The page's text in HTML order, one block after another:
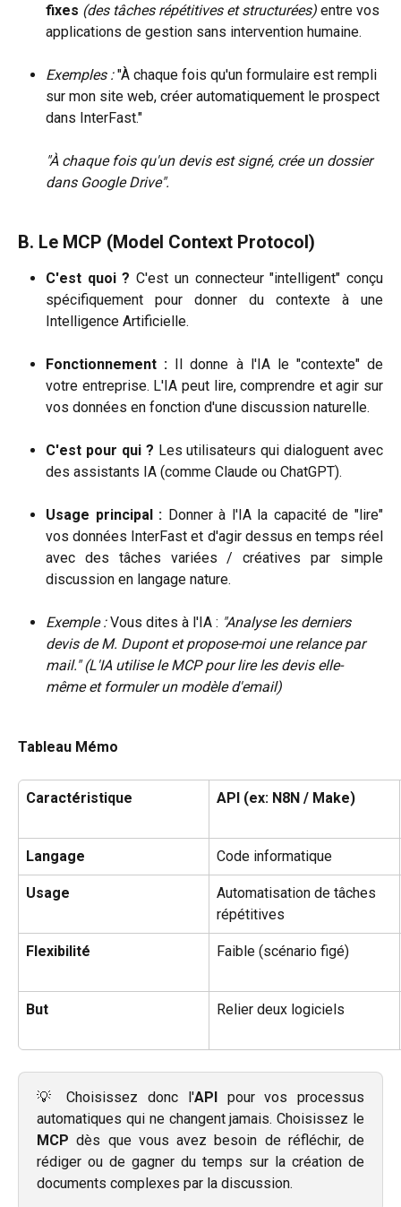
fixes (des tâches répétitives et structurées) entre vos
applications de gestion sans intervention humaine.
Exemples : "À chaque fois qu'un formulaire est rempli
sur mon site web, créer automatiquement le prospect
dans InterFast."
"À chaque fois qu'un devis est signé, crée un dossier
dans Google Drive".
B. Le MCP (Model Context Protocol)
C'est quoi ? C'est un connecteur "intelligent" conçu
spécifiquement pour donner du contexte à une
Intelligence Artificielle.
Fonctionnement : Il donne à l'IA le "contexte" de
votre entreprise. L'IA peut lire, comprendre et agir sur
vos données en fonction d'une discussion naturelle.
C'est pour qui ? Les utilisateurs qui dialoguent avec
des assistants IA (comme Claude ou ChatGPT).
Usage principal : Donner à l'IA la capacité de "lire"
vos données InterFast et d'agir dessus en temps réel
avec des tâches variées / créatives par simple
discussion en langage nature.
Exemple : Vous dites à l'IA : "Analyse les derniers
devis de M. Dupont et propose-moi une relance par
mail." (L'IA utilise le MCP pour lire les devis elle-
même et formuler un modèle d'email)
Tableau Mémo
Caractéristique API (ex: N8N / Make)
Langage Code informatique
Usage
Automatisation de tâches
répétitives
Flexibilité Faible (scénario figé)
But Relier deux logiciels
💡 Choisissez donc l'APIpour vos processus
automatiques qui ne changent jamais. Choisissez le
MCP dès que vous avez besoin de réfléchir, de
rédiger ou de gagner du temps sur la création de
documents complexes par la discussion.